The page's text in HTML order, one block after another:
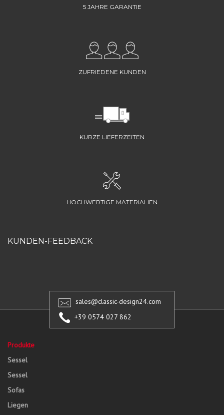
5 JAHRE GARANTIE
ZUFRIEDENE KUNDEN
KURZE LIEFERZEITEN
HOCHWERTIGE MATERIALIEN
KUNDEN-FEEDBACK
sales@classic-design24.com
+39 0574 027 862
Produkte
Sessel
Sessel
Sofas
Liegen